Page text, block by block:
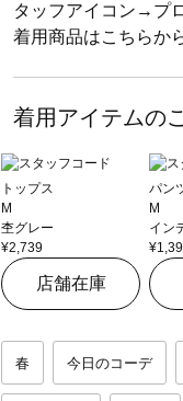
タッフアイコン→プ
着用商品はこちらか
着用アイテムの
トップス
M
杢グレー
¥2,739
店舗在庫
パン
M
イン
春 今日のコーデ